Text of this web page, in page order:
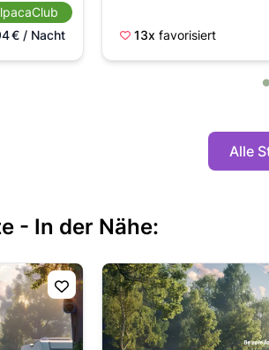
€ / Nacht 13x favorisiert
Alle
- In der Nähe: